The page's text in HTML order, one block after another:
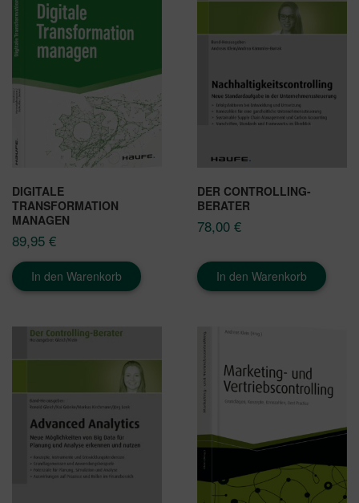
DIGITALE
TRANSFORMATION
MANAGEN
89,95 €
In den Warenkorb
DER CONTROLLING-
BERATER
78,00 €
In den Warenkorb